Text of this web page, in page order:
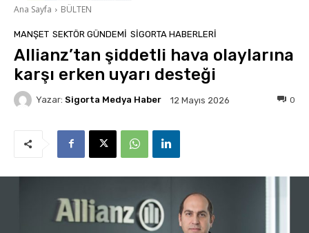
Ana Sayfa BÜLTEN
MANŞET SEKTÖR GÜNDEMİ SIGORTA HABERLERI
Allianz’tan şiddetli hava olaylarına
karşı erken uyarı desteği
Yazar: Sigorta Medya Haber 12 Mayıs 2026 0